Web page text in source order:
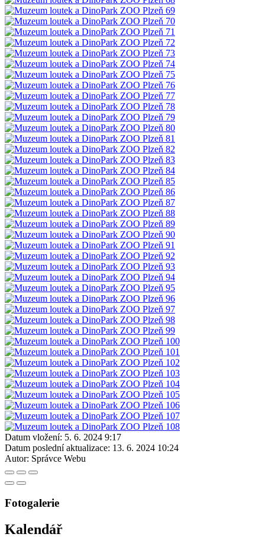
Datum vložení: 5. 6. 2024 9:17
Datum poslední aktualizace: 13. 6. 2024 10:24
Autor: Správce Webu
Fotogalerie
Kalendář